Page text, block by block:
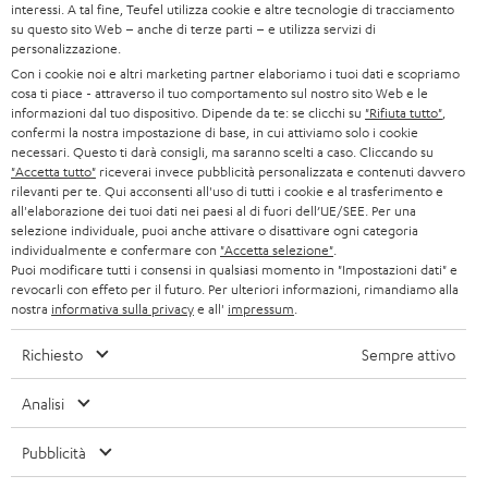
e
t
t
e
r
BLUETOOTH
CUFFIE
CUFFIE BLUETOOTH
SET STEREO
ALTOPARLANTE
ULTIMA
CUFFIE IN-EAR
FANSHOP
NOVITÁ
B2B
BLOG
NEWSLETTER
NEGOZI
VANTAGGI TEUFEL
LA NOSTRA STORIA
MANAGEMENT
AUSTRIA
SVIZZERA
PAESI BASSI
BELGIO
FRANCIA
POLONIA
ITALIA
Ci riserviamo il diritto di apportare modifiche relative a specifiche tecniche,
errori di battitura e omissioni. Gli accessori mostrati nelle nostre foto non sono
inclusi nella consegna. Eventuali costi di smaltimento delle batterie sono inclusi
interessi. A tal fine, Teufel utilizza cookie e altre tecnologie di tracciamento
su questo sito Web – anche di terze parti – e utilizza servizi di
personalizzazione.
Con i cookie noi e altri marketing partner elaboriamo i tuoi dati e scopriamo
cosa ti piace - attraverso il tuo comportamento sul nostro sito Web e le
informazioni dal tuo dispositivo. Dipende da te: se clicchi su "Rifiuta tutto"
confermi la nostra impostazione di base, in cui attiviamo solo i cookie
necessari. Questo ti darà consigli, ma saranno scelti a caso. Cliccando su
"Accetta tutto" riceverai invece pubblicità personalizzata e contenuti davvero
rilevanti per te. Qui acconsenti all'uso di tutti i cookie e al trasferimento e
all'elaborazione dei tuoi dati nei paesi al di fuori dell’UE/SEE. Per una
selezione individuale, puoi anche attivare o disattivare ogni categoria
individualmente e confermare con "Accetta selezione"
Puoi modificare tutti i consensi in qualsiasi momento in "Impostazioni dati" e
revocarli con effeto per il futuro. Per ulteriori informazioni, rimandiamo alla
nostra informativa sulla privacye all' impressum
Richiesto Sempre attivo
Analisi
Pubblicità